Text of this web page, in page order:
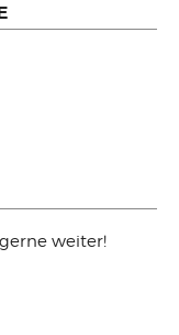
weiter!